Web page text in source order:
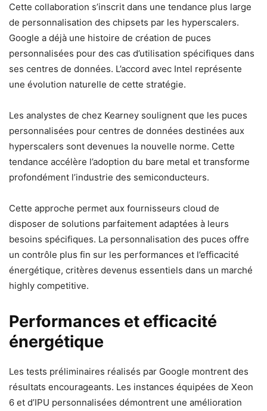
Cette collaboration s’inscrit dans une tendance plus large
de personnalisation des chipsets par les hyperscalers.
Google a déjà une histoire de création de puces
personnalisées pour des cas d’utilisation spécifiques dans
ses centres de données. L’accord avec Intel représente
une évolution naturelle de cette stratégie.
Les analystes de chez Kearney soulignent que les puces
personnalisées pour centres de données destinées aux
hyperscalers sont devenues la nouvelle norme. Cette
tendance accélère l’adoption du bare metal et transforme
profondément l’industrie des semiconducteurs.
Cette approche permet aux fournisseurs cloud de
disposer de solutions parfaitement adaptées à leurs
besoins spécifiques. La personnalisation des puces offre
un contrôle plus fin sur les performances et l’efficacité
énergétique, critères devenus essentiels dans un marché
highly competitive.
Performances et efficacité
énergétique
Les tests préliminaires réalisés par Google montrent des
résultats encourageants. Les instances équipées de Xeon
6 et d’IPU personnalisées démontrent une amélioration